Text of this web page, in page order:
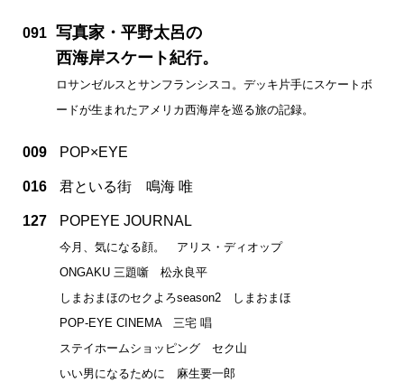
091 写真家・平野太呂の
西海岸スケート紀行。
ロサンゼルスとサンフランシスコ。デッキ片手にスケートボ
ードが生まれたアメリカ西海岸を巡る旅の記録。
009 POP×EYE
016 君といる街 鳴海 唯
127 POPEYE JOURNAL
今月、気になる顔。 アリス・ディオップ
ONGAKU 三題噺 松永良平
しまおまほのセクよろseason2 しまおまほ
POP-EYE CINEMA 三宅 唱
ステイホームショッピング セク山
いい男になるために 麻生要一郎